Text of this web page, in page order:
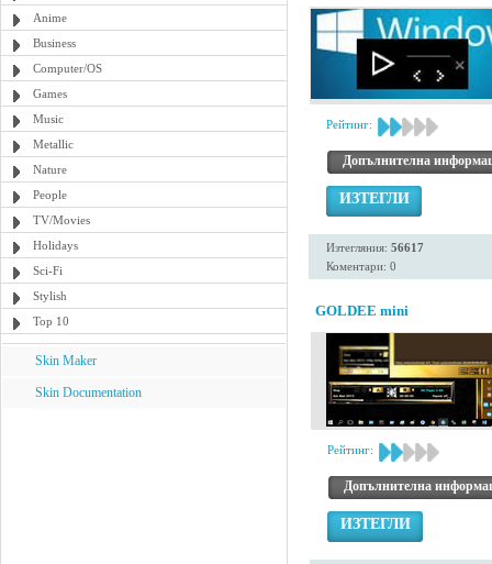
Anime
Business
Computer/OS
Games
Music
Metallic
Nature
People
TV/Movies
Holidays
Sci-Fi
Stylish
Top 10
Skin Maker
Skin Documentation
Рейтинг:
Допълнителна
ИЗТЕГЛИ
Изтегляния: 56617
Коментари: 0
GOLDEE mini
Рейтинг:
Допълнителна
ИЗТЕГЛИ